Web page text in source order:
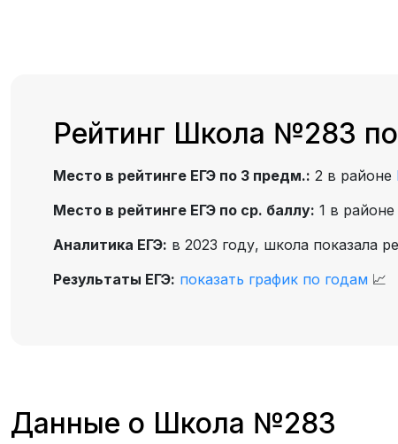
Рейтинг Школа №283
Место в рейтинге ЕГЭ по 3 предм.: 2 в районе
Место в рейтинге ЕГЭ по ср. баллу: 1 в районе
Аналитика ЕГЭ: в 2023 году, школа показала
Результаты ЕГЭ: показать график по годам 📈
Данные о Школа №283